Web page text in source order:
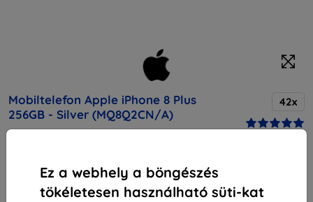
Ez a webhely a böngészés
tökéletesen használható süti-kat
Mobiltelefon Apple iPhone 8 Plus
256GB - Silver (MQ8Q2CN/A)
42x
kedvezményt
minden tartozékra hozzá!